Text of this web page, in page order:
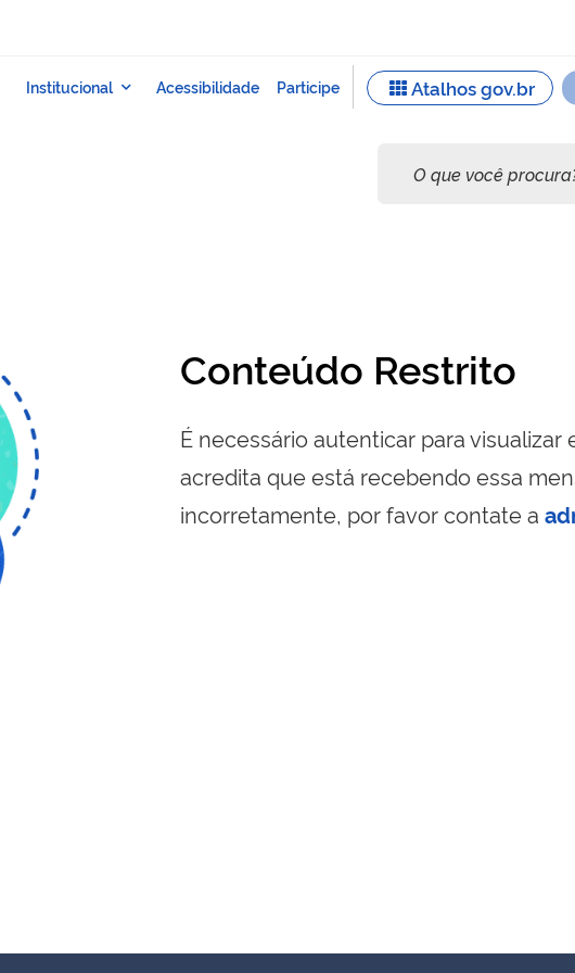
Conteúdo Restrito
É necessário autenticar para visualizar
acredita que está recebendo essa
incorretamente, por favor contate a